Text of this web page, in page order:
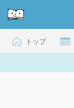
トップ